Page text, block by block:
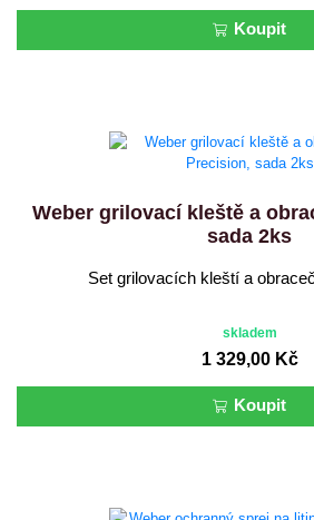
Koupit
Weber grilovací kleště a
sada 2ks
Set grilovacích kleští a
skladem
1 329,00 Kč
Koupit